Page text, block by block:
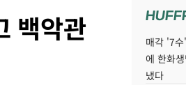
백악관
매각 '7
에 한화
냈다